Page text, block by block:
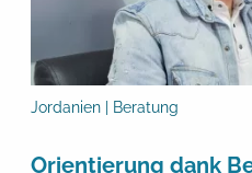
Jordanien | Beratung
Orientierung dank